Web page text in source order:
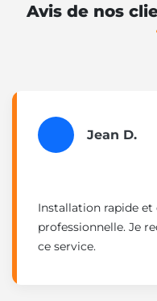
Avis de nos
Jean D.
Installation rapide et
professionnelle. Je
ce service.